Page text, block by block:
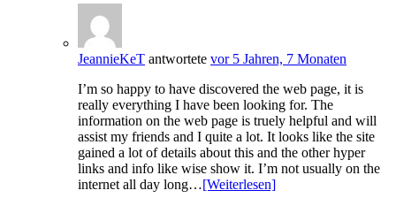
JeannieKeT antwortete vor 5 Jahren, 7 Monaten
I’m so happy to have discovered the web page, it is
really everything I have been looking for. The
information on the web page is truely helpful and will
assist my friends and I quite a lot. It looks like the site
gained a lot of details about this and the other hyper
links and info like wise show it. I’m not usually on the
internet all day long…[Weiterlesen]